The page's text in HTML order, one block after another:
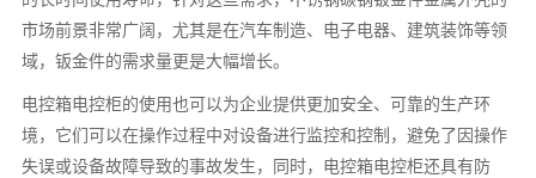
市场前景非常广阔，尤其是在汽车制造、电子电器、建筑装饰等领
域，钣金件的需求量更是大幅增长。
电控箱电控柜的使用也可以为企业提供更加安全、可靠的生产环
境，它们可以在操作过程中对设备进行监控和控制，避免了因操作
失误或设备故障导致的事故发生，同时，电控箱电控柜还具有防